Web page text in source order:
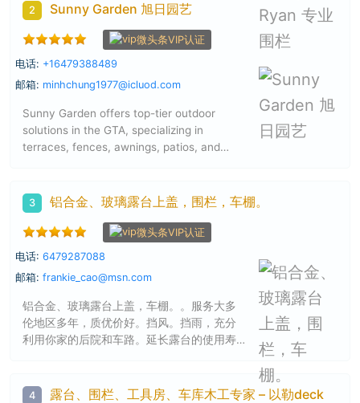
2 Sunny Garden 旭日园艺
微头条VIP认证
电话: +16479388489
邮箱: minhchung1977@icluod.com
Sunny Garden offers top-tier outdoor
solutions in the GTA, specializing in
terraces, fences, awnings, patios, and
personalized service to transform your
outdoor space into a beautiful and
functional area. Experience the best in
Garden today! 旭日园艺 提供大多伦多地区
顶级户外解决方案，专业服务包括露台、围
栏、雨棚、庭院和园艺景观。我们的专业团
队致力于提供高质量的工艺和个性化服务，
将您的户外空间转变为美丽且实用的区域。
立即体验 Sunny Garden 的园艺与户外设计
3 铝合金、玻璃露台上盖，围栏，车棚。
微头条VIP认证
电话: 6479287088
邮箱: frankie_cao@msn.com
铝合金、玻璃露台上盖，车棚。。服务大多
伦地区多年，质优价好。挡风。挡雨，充分
利用你家的后院和车路。延长露台的使用寿
4
露台、围栏、工具房、车库木工专家 – 以勒deck